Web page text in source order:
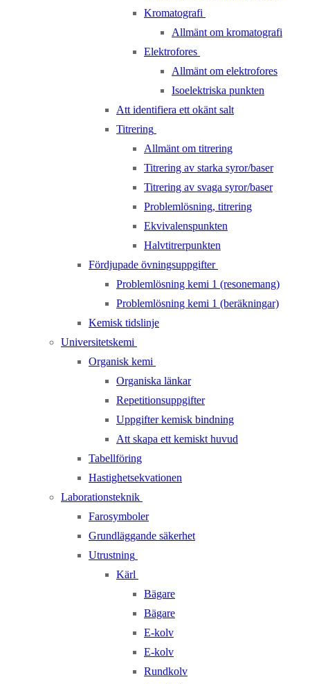
Kromatografi
Allmänt om kromatografi
Elektrofores
Allmänt om elektrofores
Isoelektriska punkten
Att identifiera ett okänt salt
Titrering
Allmänt om titrering
Titrering av starka syror/baser
Titrering av svaga syror/baser
Problemlösning, titrering
Ekvivalenspunkten
Halvtitrerpunkten
Fördjupade övningsuppgifter
Problemlösning kemi 1 (resonemang)
Problemlösning kemi 1 (beräkningar)
Kemisk tidslinje
Universitetskemi
Organisk kemi
Organiska länkar
Repetitionsuppgifter
Uppgifter kemisk bindning
Att skapa ett kemiskt huvud
Tabellföring
Hastighetsekvationen
Laborationsteknik
Farosymboler
Grundläggande säkerhet
Utrustning
Kärl
Bägare
Bägare
E-kolv
E-kolv
Rundkolv